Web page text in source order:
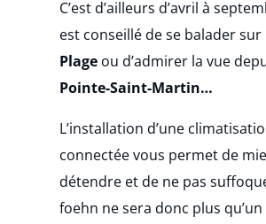
C’est d’ailleurs d’avril à
est conseillé de se balader sur
Plage ou d’admirer la vue
Pointe-Saint-Martin…
L’installation d’une
connectée vous permet de
détendre et de ne pas
foehn ne sera donc plus